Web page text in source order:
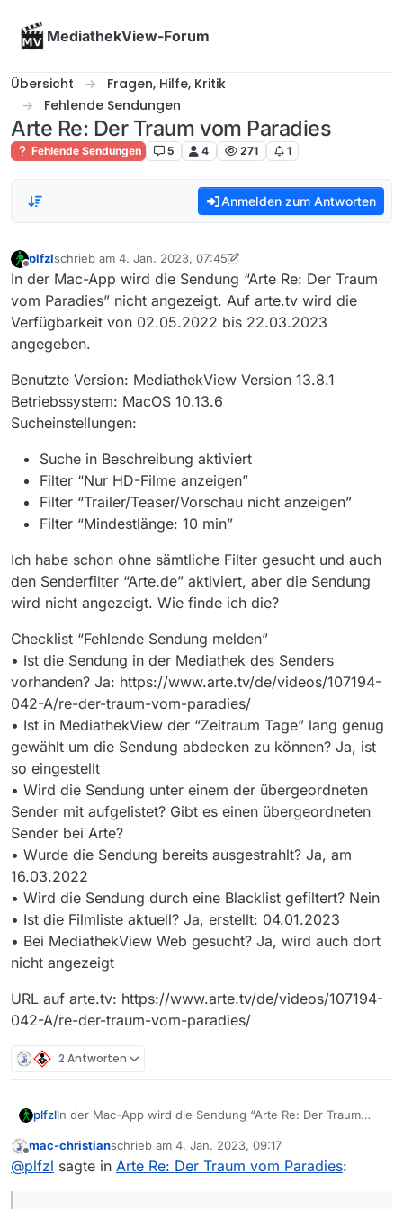
MediathekView-Forum
Übersicht
Fragen, Hilfe, Kritik
Fehlende Sendungen
Arte Re: Der Traum vom Paradies
Fehlende Sendungen 5 4 271 1
Anmelden zum Antworten
Offline
plfzlschrieb am 4. Jan. 2023, 07:45
zuletzt editiert von plfzl1. Apr. 2023, 09:07
In der Mac-App wird die Sendung “Arte Re: Der Traum
vom Paradies” nicht angezeigt. Auf arte.tv wird die
Verfügbarkeit von 02.05.2022 bis 22.03.2023
angegeben.
Benutzte Version: MediathekView Version 13.8.1
Betriebssystem: MacOS 10.13.6
Sucheinstellungen:
Suche in Beschreibung aktiviert
Filter “Nur HD-Filme anzeigen”
Filter “Trailer/Teaser/Vorschau nicht anzeigen”
Filter “Mindestlänge: 10 min”
Ich habe schon ohne sämtliche Filter gesucht und auch
den Senderfilter “Arte.de” aktiviert, aber die Sendung
wird nicht angezeigt. Wie finde ich die?
Checklist “Fehlende Sendung melden”
• Ist die Sendung in der Mediathek des Senders
vorhanden? Ja: https://www.arte.tv/de/videos/107194-
042-A/re-der-traum-vom-paradies/
• Ist in MediathekView der “Zeitraum Tage” lang genug
gewählt um die Sendung abdecken zu können? Ja, ist
so eingestellt
• Wird die Sendung unter einem der übergeordneten
Sender mit aufgelistet? Gibt es einen übergeordneten
Sender bei Arte?
• Wurde die Sendung bereits ausgestrahlt? Ja, am
16.03.2022
• Wird die Sendung durch eine Blacklist gefiltert? Nein
• Ist die Filmliste aktuell? Ja, erstellt: 04.01.2023
• Bei MediathekView Web gesucht? Ja, wird auch dort
nicht angezeigt
URL auf arte.tv: https://www.arte.tv/de/videos/107194-
042-A/re-der-traum-vom-paradies/
2 Antworten
plfzlIn der Mac-App wird die Sendung “Arte Re: Der Traum
Verfügbarkeit von 02.05.2022 bis 22.03.2023 angegeben.
Benutzte Version: MediathekView Version 13.8.1
Betriebssystem: MacOS 10.13.6
Offline
mac-christianschrieb am 4. Jan. 2023, 09:17
zuletzt editiert von
@plfzl sagte in Arte Re: Der Traum vom Paradies: